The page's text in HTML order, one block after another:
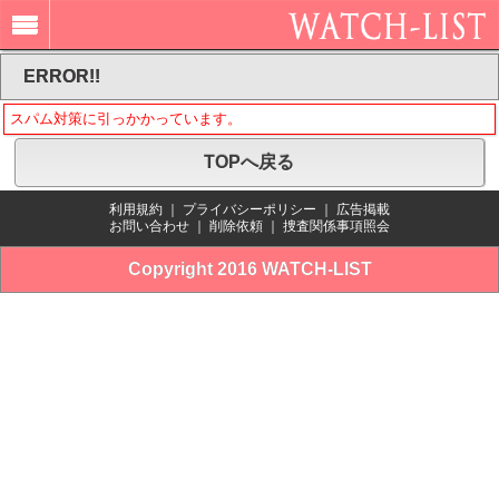
ERROR!!
スパム対策に引っかかっています。
TOPへ戻る
利用規約 プライバシーポリシー
広告掲載
お問い合わせ
削除依頼 捜査関係事項照会
Copyright 2016 WATCH-LIST